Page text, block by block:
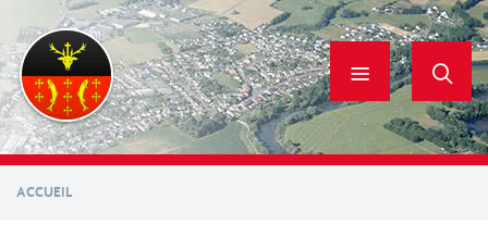
contenu
principal
ACCUEIL